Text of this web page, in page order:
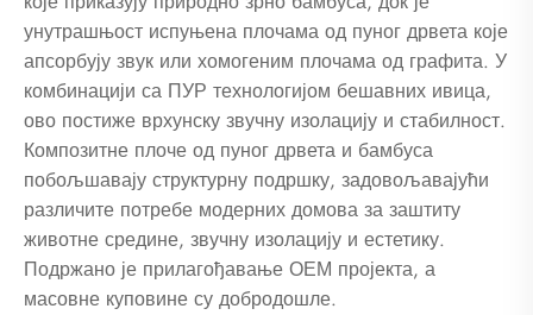
унутрашњост испуњена плочама од пуног дрвета које
апсорбују звук или хомогеним плочама од графита. У
комбинацији са ПУР технологијом бешавних ивица,
ово постиже врхунску звучну изолацију и стабилност.
Композитне плоче од пуног дрвета и бамбуса
побољшавају структурну подршку, задовољавајући
различите потребе модерних домова за заштиту
животне средине, звучну изолацију и естетику.
Подржано је прилагођавање ОЕМ пројекта, а
масовне куповине су добродошле.